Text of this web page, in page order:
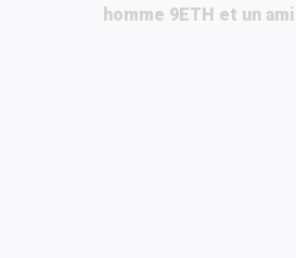
homme 9ETH et un ami